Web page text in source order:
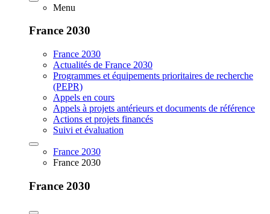
Menu
France 2030
France 2030
Actualités de France 2030
Programmes et équipements prioritaires de recherche
(PEPR)
Appels en cours
Appels à projets antérieurs et documents de référence
Actions et projets financés
Suivi et évaluation
France 2030
France 2030
France 2030